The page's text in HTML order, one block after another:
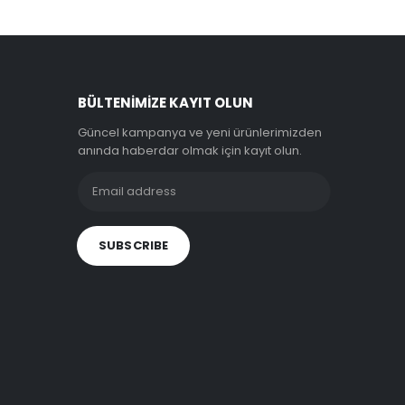
BÜLTENIMIZE KAYIT OLUN
Güncel kampanya ve yeni ürünlerimizden
anında haberdar olmak için kayıt olun.